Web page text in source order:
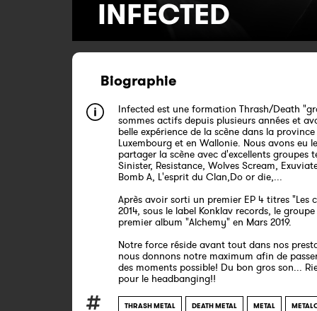
INFECTED
Biographie
Infected est une formation Thrash/Death
sommes actifs depuis plusieurs années et
belle expérience de la scène dans la
Luxembourg et en Wallonie. Nous avons eu
partager la scène avec d'excellents groupes
Sinister, Resistance, Wolves Scream,
Bomb A, L'esprit du Clan,Do or die,...
Après avoir sorti un premier EP 4 titres "Les
2014, sous le label Konklav records, le
premier album "Alchemy" en Mars 2019.
Notre force réside avant tout dans nos
nous donnons notre maximum afin de
des moments possible! Du bon gros son...
pour le headbanging!!
THRASH METAL DEATH METAL METAL